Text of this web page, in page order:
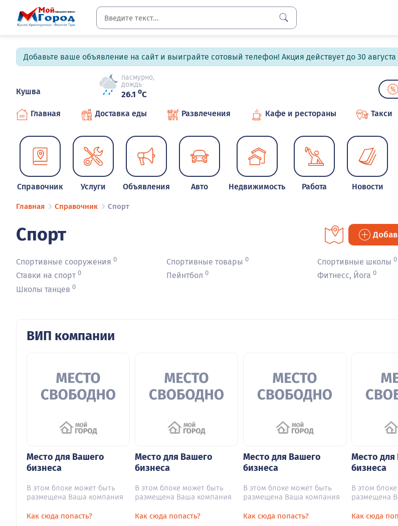
Добавьте ваше объявление на сайт и выиграйте сотовый телефон! Акция действует до 30 августа
Кушва
пасмурно,
дождь
26.1 oC
Главная Доставка еды Развлечения Кафе и рестораны Такси
Справочник Услуги Объявления Авто Недвижимость Работа Новости
Главная Справочник Спорт
Спорт
Спортивные сооружения 0 Спортивные товары 0 Спортивные школы 0
Ставки на спорт 0 Пейнтбол 0 Фитнесс, Йога 0
Школы танцев 0
ВИП компании
Место для Вашего
бизнеса
В этом блоке может быть
размещена Ваша компания
Как сюда попасть?
Место для Вашего
бизнеса
В этом блоке может быть
размещена Ваша компания
Как сюда попасть?
Место для Вашего
бизнеса
В этом блоке может быть
размещена Ваша компания
Как сюда попасть?
Место для
бизнеса
В этом
размещена
Как сюда